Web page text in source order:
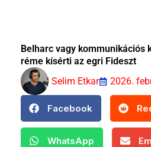
Belharc vagy kommunikációs
réme kísérti az egri Fideszt
Selim Etkar
2026.
Facebook
WhatsApp